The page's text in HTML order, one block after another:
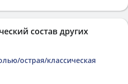
состав других
острая/классическая